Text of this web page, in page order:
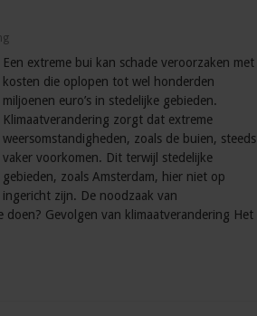
Een extreme bui kan schade veroorzaken met
kosten die oplopen tot wel honderden
miljoenen euro’s in stedelijke gebieden.
Klimaatverandering zorgt dat extreme
weersomstandigheden, zoals de buien, steeds
vaker voorkomen. Dit terwijl stedelijke
gebieden, zoals Amsterdam, hier niet op
ingericht zijn. De noodzaak van
Gevolgen van klimaatverandering Het